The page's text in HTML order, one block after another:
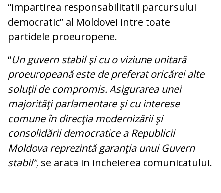
“impartirea responsabilitatii parcursului
democratic” al Moldovei intre toate
partidele proeuropene.
“Un guvern stabil şi cu o viziune unitară
proeuropeană este de preferat oricărei alte
soluţii de compromis. Asigurarea unei
majorităţi parlamentare şi cu interese
comune în direcţia modernizării şi
consolidării democratice a Republicii
Moldova reprezintă garanţia unui Guvern
stabil”, se arata in incheierea comunicatului.